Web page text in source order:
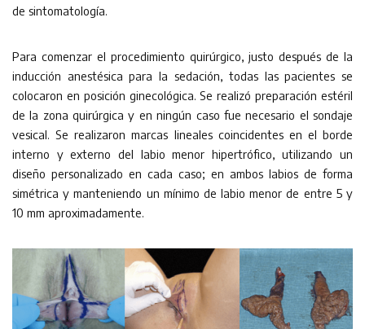
de sintomatología.
Para comenzar el procedimiento quirúrgico, justo después de la
inducción anestésica para la sedación, todas las pacientes se
colocaron en posición ginecológica. Se realizó preparación estéril
de la zona quirúrgica y en ningún caso fue necesario el sondaje
vesical. Se realizaron marcas lineales coincidentes en el borde
interno y externo del labio menor hipertrófico, utilizando un
diseño personalizado en cada caso; en ambos labios de forma
simétrica y manteniendo un mínimo de labio menor de entre 5 y
10 mm aproximadamente.